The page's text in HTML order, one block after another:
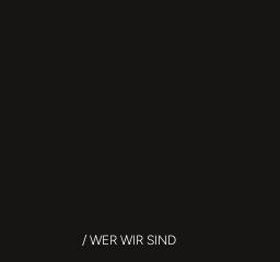
/ WER WIR SIND